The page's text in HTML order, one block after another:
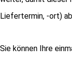
Liefertermin, -ort)
Sie können Ihre